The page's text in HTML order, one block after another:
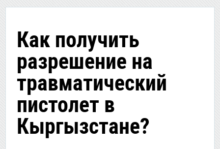
Как получить
разрешение на
травматический
пистолет в
Кыргызстане?